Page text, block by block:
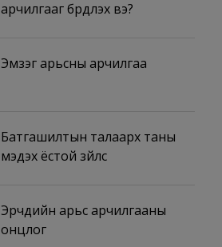
арчилгааг бүрдүүлэх вэ?
Эмзэг арьсны арчилгаа
Батгашилтын талаарх таны
мэдэх ёстой зүйлс
Эрчүүдийн арьс арчилгааны
онцлог